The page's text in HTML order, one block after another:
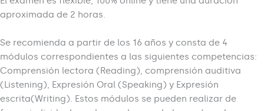
aproximada de 2 horas.
Se recomienda a partir de los 16 años y consta de 4
módulos correspondientes a las siguientes competencias:
Comprensión lectora (Reading), comprensión auditiva
(Listening), Expresión Oral (Speaking) y Expresión
escrita(Writing). Estos módulos se pueden realizar de